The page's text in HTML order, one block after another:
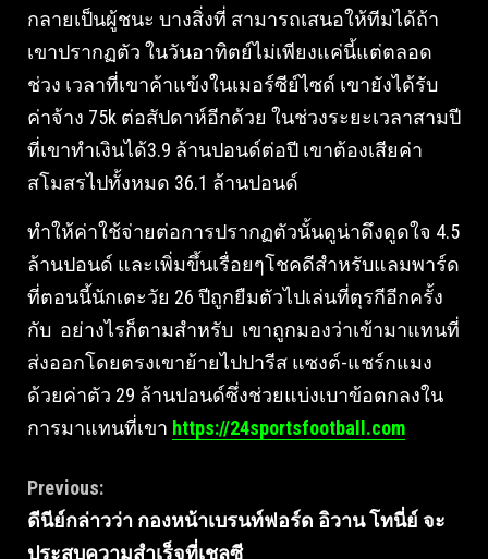
กลายเป็นผู้ชนะ บางสิ่งที่ สามารถเสนอให้ทีมได้ถ้า
เขาปรากฏตัว ในวันอาทิตย์ไม่เพียงแค่นี้แต่ตลอด
ช่วง เวลาที่เขาค้าแข้งในเมอร์ซีย์ไซด์ เขายังได้รับ
ค่าจ้าง 75k ต่อสัปดาห์อีกด้วย ในช่วงระยะเวลาสามปี
ที่เขาทำเงินได้3.9 ล้านปอนด์ต่อปี เขาต้องเสียค่า
สโมสรไปทั้งหมด 36.1 ล้านปอนด์
ทำให้ค่าใช้จ่ายต่อการปรากฏตัวนั้นดูน่าดึงดูดใจ 4.5
ล้านปอนด์ และเพิ่มขึ้นเรื่อยๆโชคดีสำหรับแลมพาร์ด
ที่ตอนนี้นักเตะวัย 26 ปีถูกยืมตัวไปเล่นที่ตุรกีอีกครั้ง
กับ อย่างไรก็ตามสำหรับ เขาถูกมองว่าเข้ามาแทนที่
ส่งออกโดยตรงเขาย้ายไปปารีส แซงต์-แชร์กแมง
ด้วยค่าตัว 29 ล้านปอนด์ซึ่งช่วยแบ่งเบาข้อตกลงใน
การมาแทนที่เขา https://24sportsfootball.com
Continue
Reading
Previous:
ดีนีย์กล่าวว่า กองหน้าเบรนท์ฟอร์ด อิวาน โทนี่ย์ จะ
ประสบความสำเร็จที่เชลซี